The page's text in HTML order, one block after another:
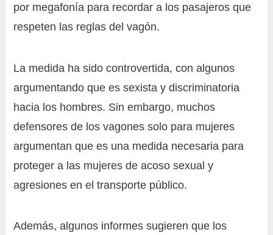
por megafonía para recordar a los pasajeros que
respeten las reglas del vagón.
La medida ha sido controvertida, con algunos
argumentando que es sexista y discriminatoria
hacia los hombres. Sin embargo, muchos
defensores de los vagones solo para mujeres
argumentan que es una medida necesaria para
proteger a las mujeres de acoso sexual y
agresiones en el transporte público.
Además, algunos informes sugieren que los